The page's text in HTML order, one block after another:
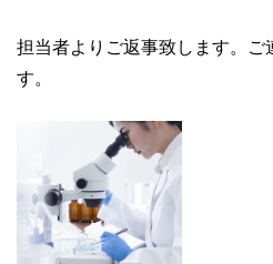
担当者よりご返事致します。ご
す。